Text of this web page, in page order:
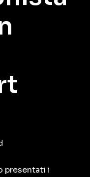
presentati i